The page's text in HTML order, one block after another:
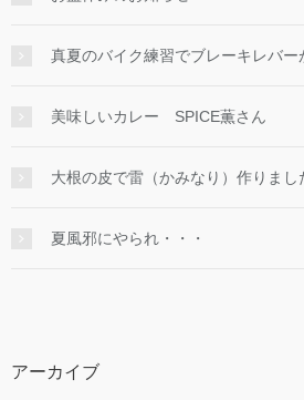
真夏のバイク練習でブレーキレバー
美味しいカレー SPICE薫さん
大根の皮で雷（かみなり）作りまし
夏風邪にやられ・・・
アーカイブ